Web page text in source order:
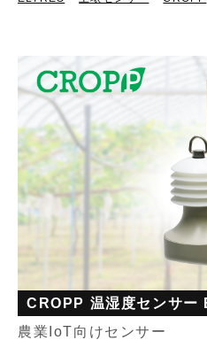
CROPP 温湿度センサ
農業IoT向けセンサー